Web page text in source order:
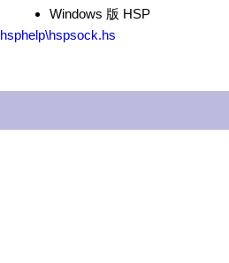
Windows 版 HSP
hsphelp\hspsock.hs